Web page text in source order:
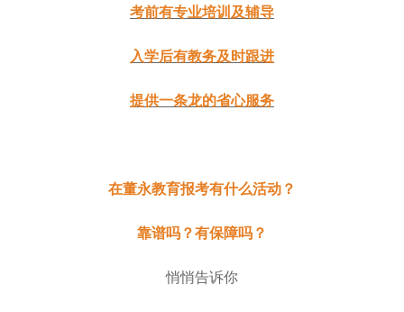
考前有专业培训及辅导
入学后有教务及时跟进
提供一条龙的省心服务
在董永教育报考有什么活动？
靠谱吗？有保障吗？
悄悄告诉你